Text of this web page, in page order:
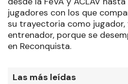
jugadores con los que
su trayectoria como
entrenador, porque se
en Reconquista.
Las más leídas